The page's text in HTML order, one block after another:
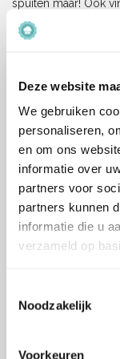
Deze website
We gebruiken
personaliseren,
en om ons
informatie over
partners voor
partners kunnen
informatie die u
verzameld op
Noodzakelijk
Voorkeuren
spuiten maar! Ook
diverse airbrush
bakken nog een stuk
leuker en handiger.
apparaten zorgen
een extra beetje hulp
Wanneer je iets hebt
gebakken en je wilt
handige
Wil je graag de
apparaten en